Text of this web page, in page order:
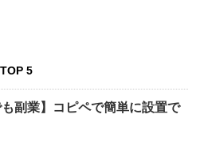
5
も副業】コピペで簡単に設置で